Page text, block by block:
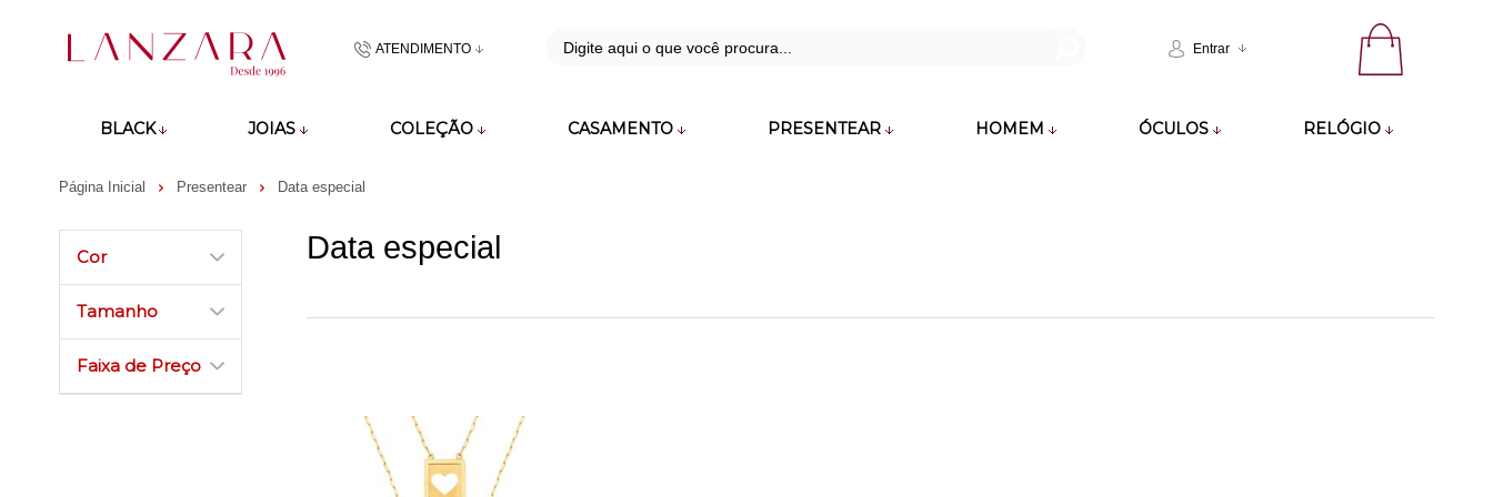
ATENDIMENTO
(48)991860142
Entrar
BLACK JOIAS COLEÇÃO CASAMENTO PRESENTEAR HOMEM ÓCULOS RELÓGIO
Página Inicial Presentear Data especial
Cor
Tamanho
Faixa de Preço
Data especial